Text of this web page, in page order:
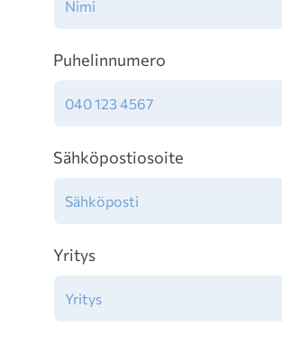
Puhelinnumero
Sähköpostiosoite
Yritys